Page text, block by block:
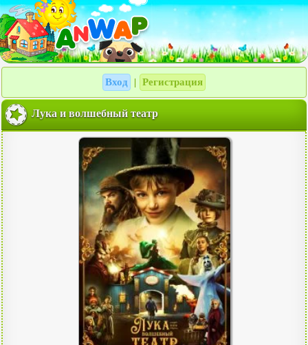
Вход Регистрация
Лука и волшебный театр